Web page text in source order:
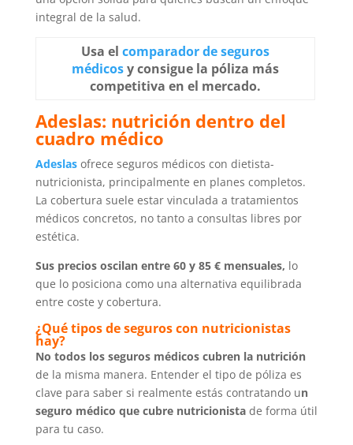
integral de la salud.
Usa el comparador de seguros
médicosy consigue la póliza más
competitiva en el mercado.
Adeslas: nutrición dentro del
cuadro médico
Adeslasofrece seguros médicos con dietista-
nutricionista, principalmente en planes completos.
La cobertura suele estar vinculada a tratamientos
médicos concretos, no tanto a consultas libres por
estética.
Sus precios oscilan entre 60 y 85 € mensuales, lo
que lo posiciona como una alternativa equilibrada
entre coste y cobertura.
¿Qué tipos de seguros con nutricionistas
hay?
No todos los seguros médicos cubren la nutrición
de la misma manera. Entender el tipo de póliza es
clave para saber si realmente estás contratando un
seguro médico que cubre nutricionista de forma útil
para tu caso.